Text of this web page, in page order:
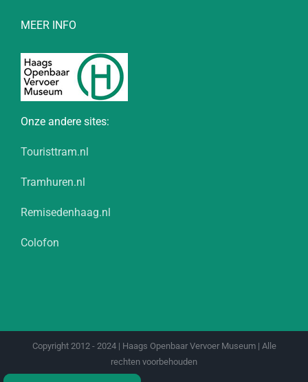
MEER INFO
Onze andere sites:
Touristtram.nl
Tramhuren.nl
Remisedenhaag.nl
Colofon
Copyright 2012 - 2024 | Haags Openbaar Vervoer Museum | Alle
rechten voorbehouden